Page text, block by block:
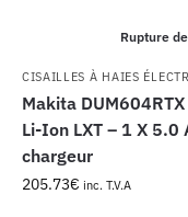
Rupture
CISAILLES À HAIES
Makita
Li-Ion LXT – 1 X 5.0
chargeur
205.73€ inc. T.V.A